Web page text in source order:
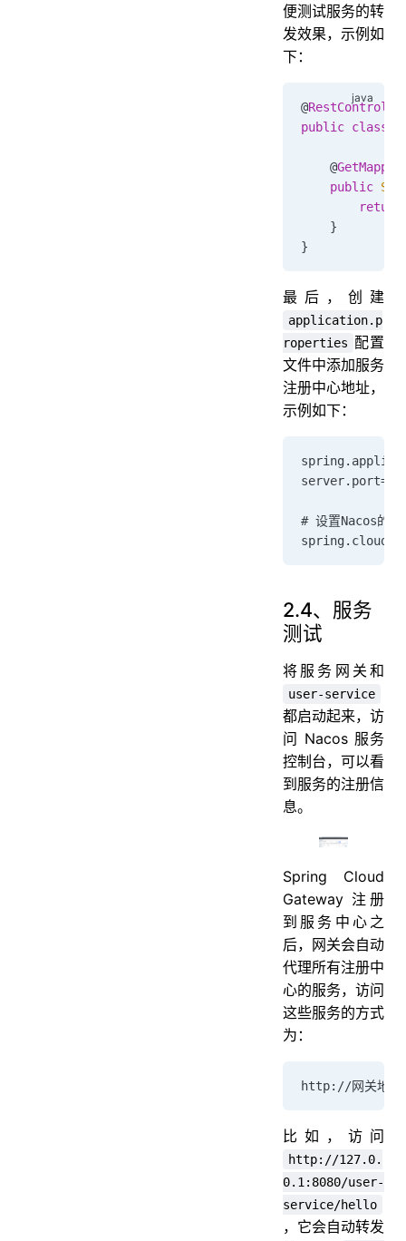
便测试服务的转
发效果，示例如
下：
@
public class
    @
    public
        return
    }
}
最后，创建
application.p
roperties 配置
文件中添加服务
注册中心地址，
示例如下：
# 设置Nacos的服
2.4、服务
测试
将服务网关和
user-service
都启动起来，访
问 Nacos 服务
控制台，可以看
到服务的注册信
息。
Spring Cloud
Gateway 注册
到服务中心之
后，网关会自动
代理所有注册中
心的服务，访问
这些服务的方式
为：
http://网关地址:
比如，访问
http://127.0.
0.1:8080/user-
service/hello
，它会自动转发